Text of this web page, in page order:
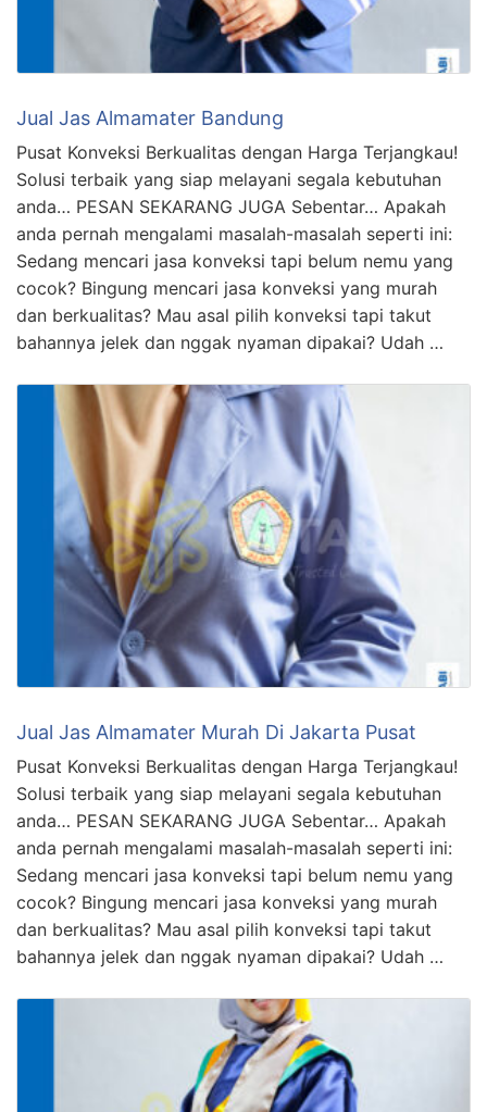
Jual Jas Almamater Bandung
Pusat Konveksi Berkualitas dengan Harga Terjangkau!
Solusi terbaik yang siap melayani segala kebutuhan
anda… PESAN SEKARANG JUGA Sebentar… Apakah
anda pernah mengalami masalah-masalah seperti ini:
Sedang mencari jasa konveksi tapi belum nemu yang
cocok? Bingung mencari jasa konveksi yang murah
dan berkualitas? Mau asal pilih konveksi tapi takut
bahannya jelek dan nggak nyaman dipakai? Udah …
Jual Jas Almamater Murah Di Jakarta Pusat
Pusat Konveksi Berkualitas dengan Harga Terjangkau!
Solusi terbaik yang siap melayani segala kebutuhan
anda… PESAN SEKARANG JUGA Sebentar… Apakah
anda pernah mengalami masalah-masalah seperti ini:
Sedang mencari jasa konveksi tapi belum nemu yang
cocok? Bingung mencari jasa konveksi yang murah
dan berkualitas? Mau asal pilih konveksi tapi takut
bahannya jelek dan nggak nyaman dipakai? Udah …